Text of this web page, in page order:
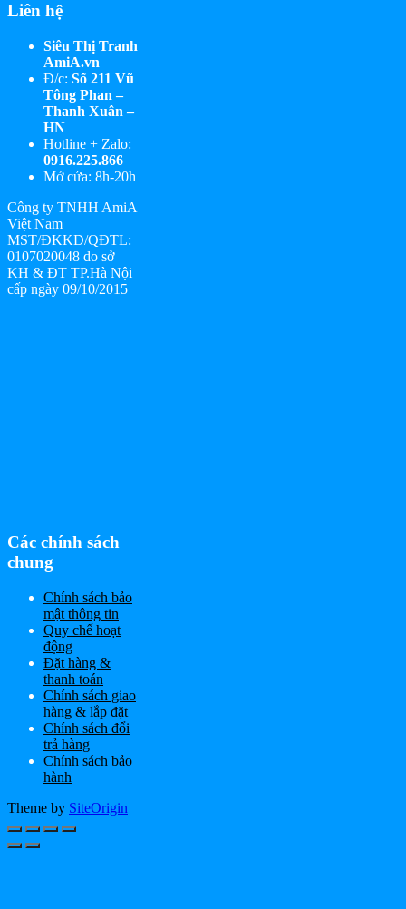
Liên hệ
Siêu Thị Tranh
AmiA.vn
Đ/c: Số 211 Vũ
Tông Phan –
Thanh Xuân –
HN
Hotline + Zalo:
0916.225.866
Mở cửa: 8h-20h
Công ty TNHH AmiA
Việt Nam
MST/ĐKKD/QĐTL:
0107020048 do sở
KH & ĐT TP.Hà Nội
cấp ngày 09/10/2015
Các chính sách
chung
Chính sách bảo
mật thông tin
Quy chế hoạt
động
Đặt hàng &
thanh toán
Chính sách giao
hàng & lắp đặt
Chính sách đổi
trả hàng
Chính sách bảo
hành
Theme by SiteOrigin